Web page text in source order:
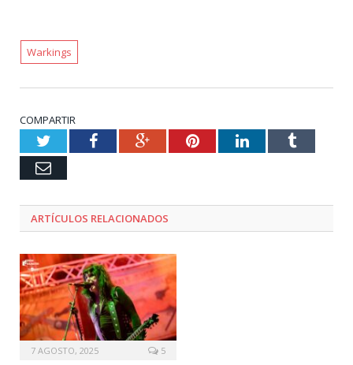
Warkings
COMPARTIR
TwitterFacebookGoogle+PinterestLinkedInTumblr
Email
ARTÍCULOS RELACIONADOS
7 AGOSTO, 2025 5